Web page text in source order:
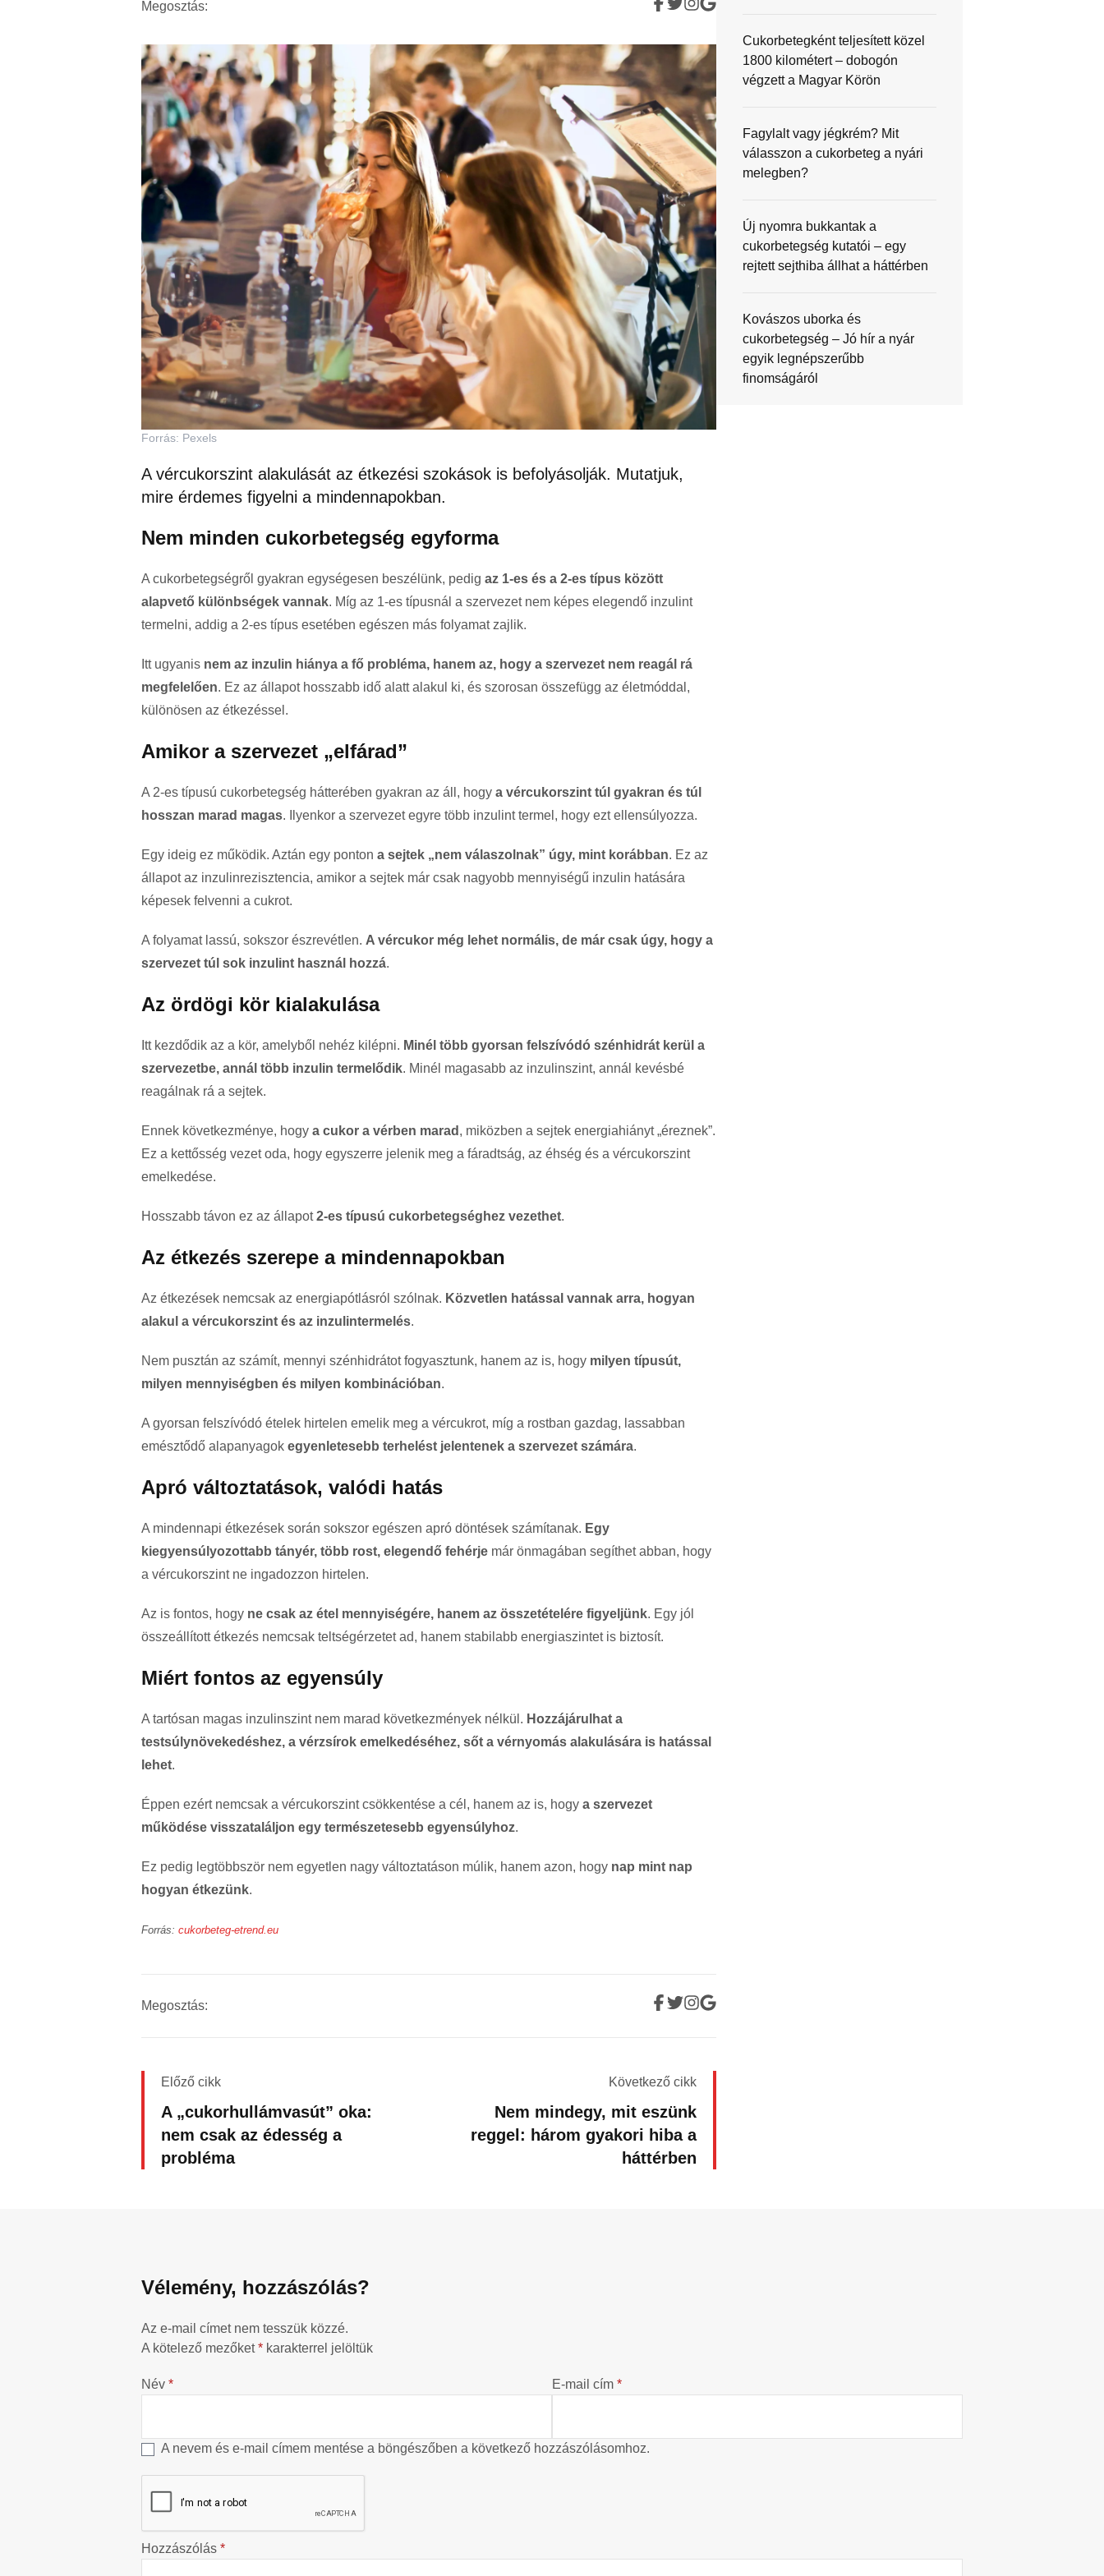
Megosztás:
Forrás: Pexels
A vércukorszint alakulását az étkezési szokások is befolyásolják. Mutatjuk,
mire érdemes figyelni a mindennapokban.
Nem minden cukorbetegség egyforma
A cukorbetegségről gyakran egységesen beszélünk, pedig az 1-es és a 2-es típus között
alapvető különbségek vannak. Míg az 1-es típusnál a szervezet nem képes elegendő inzulint
termelni, addig a 2-es típus esetében egészen más folyamat zajlik.
Itt ugyanis nem az inzulin hiánya a fő probléma, hanem az, hogy a szervezet nem reagál rá
megfelelően. Ez az állapot hosszabb idő alatt alakul ki, és szorosan összefügg az életmóddal,
különösen az étkezéssel.
Amikor a szervezet „elfárad”
A 2-es típusú cukorbetegség hátterében gyakran az áll, hogy a vércukorszint túl gyakran és túl
hosszan marad magas. Ilyenkor a szervezet egyre több inzulint termel, hogy ezt ellensúlyozza.
Egy ideig ez működik. Aztán egy ponton a sejtek „nem válaszolnak” úgy, mint korábban. Ez az
állapot az inzulinrezisztencia, amikor a sejtek már csak nagyobb mennyiségű inzulin hatására
képesek felvenni a cukrot.
A folyamat lassú, sokszor észrevétlen. A vércukor még lehet normális, de már csak úgy, hogy a
szervezet túl sok inzulint használ hozzá.
Az ördögi kör kialakulása
Itt kezdődik az a kör, amelyből nehéz kilépni. Minél több gyorsan felszívódó szénhidrát kerül a
szervezetbe, annál több inzulin termelődik. Minél magasabb az inzulinszint, annál kevésbé
reagálnak rá a sejtek.
Ennek következménye, hogy a cukor a vérben marad , miközben a sejtek energiahiányt „éreznek”.
Ez a kettősség vezet oda, hogy egyszerre jelenik meg a fáradtság, az éhség és a vércukorszint
emelkedése.
Hosszabb távon ez az állapot2-es típusú cukorbetegséghez vezethet.
Az étkezés szerepe a mindennapokban
Az étkezések nemcsak az energiapótlásról szólnak. Közvetlen hatással vannak arra, hogyan
alakul a vércukorszint és az inzulintermelés.
Nem pusztán az számít, mennyi szénhidrátot fogyasztunk, hanem az is, hogy milyen típusút,
milyen mennyiségben és milyen kombinációban.
A gyorsan felszívódó ételek hirtelen emelik meg a vércukrot, míg a rostban gazdag, lassabban
emésztődő alapanyagok egyenletesebb terhelést jelentenek a szervezet számára.
Apró változtatások, valódi hatás
A mindennapi étkezések során sokszor egészen apró döntések számítanak. Egy
kiegyensúlyozottabb tányér, több rost, elegendő fehérje már önmagában segíthet abban, hogy
a vércukorszint ne ingadozzon hirtelen.
Az is fontos, hogy ne csak az étel mennyiségére, hanem az összetételére figyeljünk. Egy jól
összeállított étkezés nemcsak teltségérzetet ad, hanem stabilabb energiaszintet is biztosít.
Miért fontos az egyensúly
A tartósan magas inzulinszint nem marad következmények nélkül. Hozzájárulhat a
testsúlynövekedéshez, a vérzsírok emelkedéséhez, sőt a vérnyomás alakulására is hatással
lehet.
Éppen ezért nemcsak a vércukorszint csökkentése a cél, hanem az is, hogy a szervezet
működése visszataláljon egy természetesebb egyensúlyhoz.
Ez pedig legtöbbször nem egyetlen nagy változtatáson múlik, hanem azon, hogy nap mint nap
hogyan étkezünk.
Forrás: cukorbeteg-etrend.eu
Megosztás:
Előző cikk
A „cukorhullámvasút” oka:
nem csak az édesség a
probléma
Következő cikk
Nem mindegy, mit eszünk
reggel: három gyakori hiba a
háttérben
Cukorbetegként teljesített közel
1800 kilométert – dobogón
végzett a Magyar Körön
Fagylalt vagy jégkrém? Mit
válasszon a cukorbeteg a nyári
melegben?
Új nyomra bukkantak a
cukorbetegség kutatói – egy
rejtett sejthiba állhat a háttérben
Kovászos uborka és
cukorbetegség – Jó hír a nyár
egyik legnépszerűbb
finomságáról
Vélemény, hozzászólás?
Az e-mail címet nem tesszük közzé.
A kötelező mezőket* karakterrel jelöltük
Név * E-mail cím *
A nevem és e-mail címem mentése a böngészőben a következő hozzászólásomhoz.
Hozzászólás *